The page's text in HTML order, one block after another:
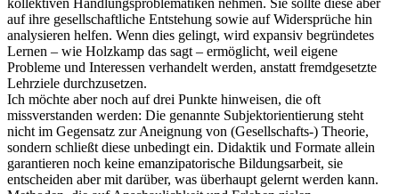
kollektiven Handlungsproblematiken nehmen. Sie sollte diese aber
auf ihre gesellschaftliche Entstehung sowie auf Widersprüche hin
analysieren helfen. Wenn dies gelingt, wird expansiv begründetes
Lernen – wie Holzkamp das sagt – ermöglicht, weil eigene
Probleme und Interessen verhandelt werden, anstatt fremdgesetzte
Lehrziele durchzusetzen.
Ich möchte aber noch auf drei Punkte hinweisen, die oft
missverstanden werden: Die genannte Subjektorientierung steht
nicht im Gegensatz zur Aneignung von (Gesellschafts-) Theorie,
sondern schließt diese unbedingt ein. Didaktik und Formate allein
garantieren noch keine emanzipatorische Bildungsarbeit, sie
entscheiden aber mit darüber, was überhaupt gelernt werden kann.